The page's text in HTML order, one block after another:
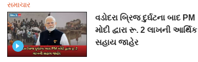
સમાચાર
વડોદરા બ્રિજ દુર્ઘટના બાદ PM
મોદી દ્વારા રૂ. 2 લાખની આર્થિક
સહાય જાહેર